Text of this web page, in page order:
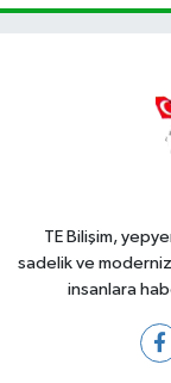
TE Bilişim,
sadelik ve
insanlara